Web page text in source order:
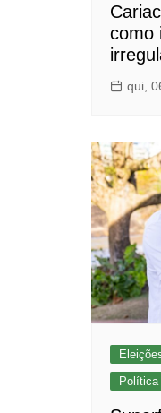
como
qui,
Política